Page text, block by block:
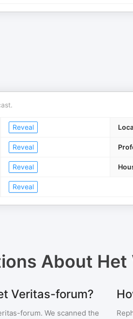
Reveal
Reveal
Reveal
Reveal
About Het
Veritas-forum?
forum. We scanned the